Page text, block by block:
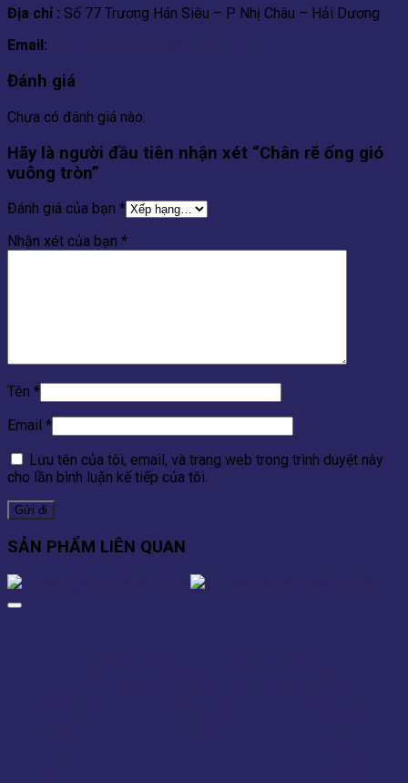
Địa chỉ : Số 77 Trương Hán Siêu – P Nhị Châu – Hải Dương
Email:
Đánh giá
Chưa có đánh giá nào.
Hãy là người đầu tiên nhận xét “Chân rẽ ống gió
vuông tròn”
Đánh giá của bạn *
Nhận xét của bạn *
Tên *
Email *
Lưu tên của tôi, email, và trang web trong trình duyệt này
cho lần bình luận kế tiếp của tôi.
SẢN PHẨM LIÊN QUAN